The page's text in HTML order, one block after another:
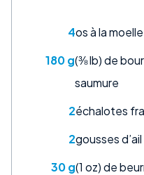
4os à la
180 g(⅜ lb) de
saumure
2échalotes
2gousses
30 g(1 oz) de